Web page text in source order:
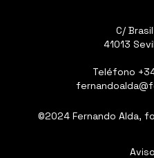
C/
41013
Teléfono
©2024 Fernando Alda,